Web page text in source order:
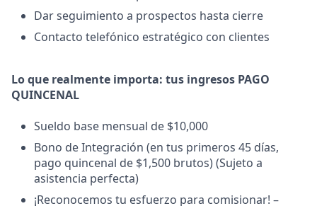
Dar seguimiento a prospectos hasta cierre
Contacto telefónico estratégico con clientes
Lo que realmente importa: tus ingresos PAGO
QUINCENAL
Sueldo base mensual de $10,000
Bono de Integración (en tus primeros 45 días,
pago quincenal de $1,500 brutos) (Sujeto a
asistencia perfecta)
¡Reconocemos tu esfuerzo para comisionar! –